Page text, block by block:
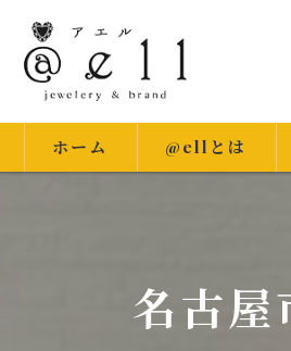
ホーム @ellとは
名古屋